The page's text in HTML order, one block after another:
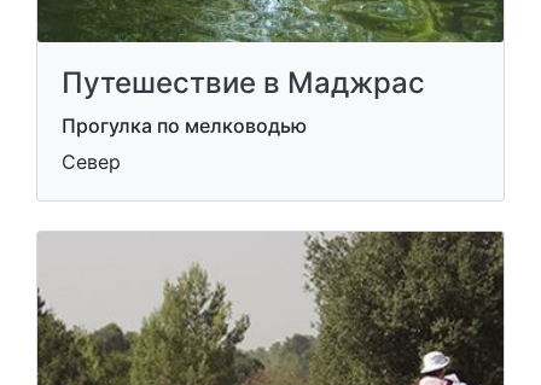
Путешествие в Маджрас
Прогулка по мелководью
Север